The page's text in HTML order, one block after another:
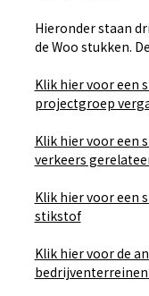
Hieronder staan
de Woo stukken.
Klik hier voor een
projectgroep
Klik hier voor een
verkeers
Klik hier voor een
stikstof
Klik hier voor de